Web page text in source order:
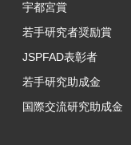
宇都宮賞
若手研究者奨励賞
JSPFAD表彰者
若手研究助成金
国際交流研究助成金